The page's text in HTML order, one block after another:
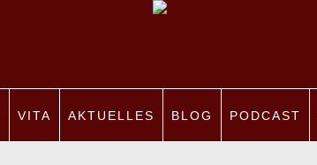
VITA AKTUELLES BLOG PODCAST